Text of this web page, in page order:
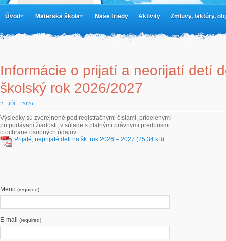
Úvod Materská škola Naše triedy Aktivity Zmluvy, faktúry,
Informácie o prijatí a neorijatí detí
školský rok 2026/2027
2 - JÚL - 2026
Výsledky sú zverejnené pod registračnými číslami, pridelenými
pri podávaní žiadosti, v súlade s platnými právnymi predprismi
o ochrane osobných údajov.
Prijaté, neprijaté deti na šk. rok 2026 – 2027
Meno (required)
E-mail (required)